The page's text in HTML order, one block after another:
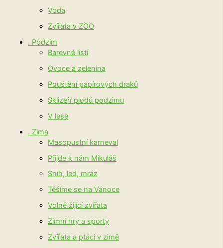
Voda
Zvířata v ZOO
. Podzim
Barevné listí
Ovoce a zelenina
Pouštění papírových draků
Sklizeň plodů podzimu
V lese
. Zima
Masopustní karneval
Přijde k nám Mikuláš
Sníh, led, mráz
Těšíme se na Vánoce
Volně žijící zvířata
Zimní hry a sporty
Zvířata a ptáci v zimě